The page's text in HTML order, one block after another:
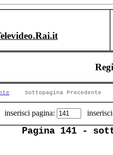
Sottopagina Precedente
inserisci pagina:
Pagina 141 -